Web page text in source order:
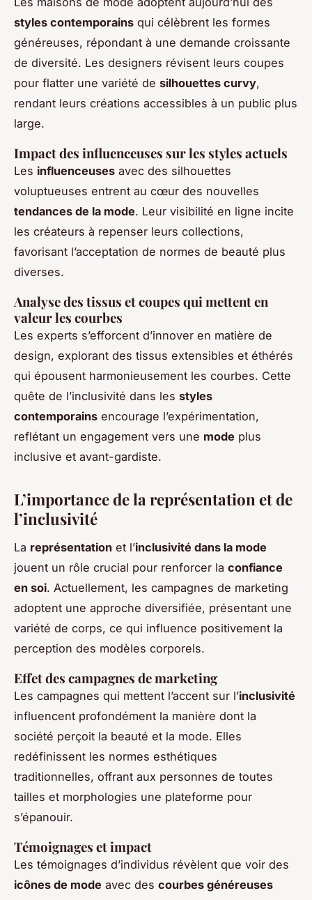
styles contemporains qui célèbrent les formes
généreuses, répondant à une demande croissante
de diversité. Les designers révisent leurs coupes
pour flatter une variété de silhouettes curvy,
rendant leurs créations accessibles à un public plus
large.
Impact des influenceuses sur les styles actuels
Les influenceuses avec des silhouettes
voluptueuses entrent au cœur des nouvelles
tendances de la mode. Leur visibilité en ligne incite
les créateurs à repenser leurs collections,
favorisant l’acceptation de normes de beauté plus
diverses.
Analyse des tissus et coupes qui mettent en
valeur les courbes
Les experts s’efforcent d’innover en matière de
design, explorant des tissus extensibles et éthérés
qui épousent harmonieusement les courbes. Cette
quête de l’inclusivité dans les styles
contemporains encourage l’expérimentation,
reflétant un engagement vers une mode plus
inclusive et avant-gardiste.
L’importance de la représentation et de
l’inclusivité
La représentation et l’inclusivité dans la mode
jouent un rôle crucial pour renforcer la confiance
en soi. Actuellement, les campagnes de marketing
adoptent une approche diversifiée, présentant une
variété de corps, ce qui influence positivement la
perception des modèles corporels.
Effet des campagnes de marketing
Les campagnes qui mettent l’accent sur l’inclusivité
influencent profondément la manière dont la
société perçoit la beauté et la mode. Elles
redéfinissent les normes esthétiques
traditionnelles, offrant aux personnes de toutes
tailles et morphologies une plateforme pour
s’épanouir.
Témoignages et impact
Les témoignages d’individus révèlent que voir des
icônes de mode avec des courbes généreuses